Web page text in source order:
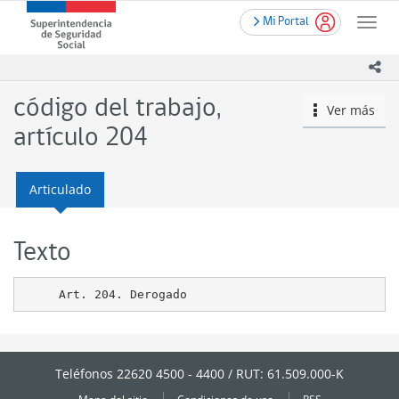
principal
Mi Portal
Toggle
Superintendencia
de
(SUSESO)
-
Gobierno
de
icono
Ver más
código del trabajo,
artículo 204
Articulado
Texto
Teléfonos 22620 4500 - 4400 / RUT: 61.509.000-K